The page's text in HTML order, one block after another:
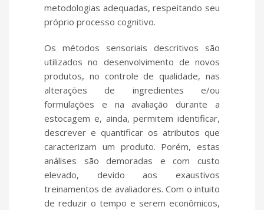
metodologias adequadas, respeitando seu
próprio processo cognitivo.
Os métodos sensoriais descritivos são
utilizados no desenvolvimento de novos
produtos, no controle de qualidade, nas
alterações de ingredientes e/ou
formulações e na avaliação durante a
estocagem e, ainda, permitem identificar,
descrever e quantificar os atributos que
caracterizam um produto. Porém, estas
análises são demoradas e com custo
elevado, devido aos exaustivos
treinamentos de avaliadores. Com o intuito
de reduzir o tempo e serem econômicos,